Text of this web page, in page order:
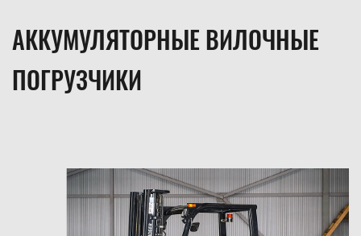
АККУМУЛЯТОРНЫЕ ВИЛОЧНЫЕ
ПОГРУЗЧИКИ